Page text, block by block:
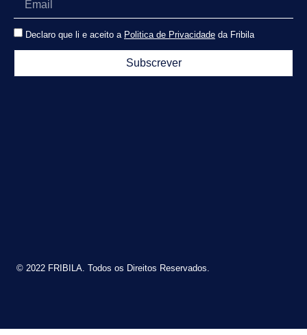
Declaro que li e aceito a Politica de Privacidade da Fribila
Subscrever
© 2022 FRIBILA. Todos os Direitos Reservados.